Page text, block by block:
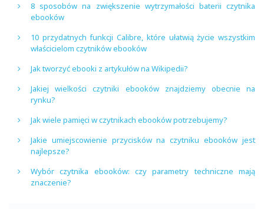
8 sposobów na zwiększenie wytrzymałości baterii czytnika
ebooków
10 przydatnych funkcji Calibre, które ułatwią życie wszystkim
właścicielom czytników ebooków
Jak tworzyć ebooki z artykułów na Wikipedii?
Jakiej wielkości czytniki ebooków znajdziemy obecnie na
rynku?
Jak wiele pamięci w czytnikach ebooków potrzebujemy?
Jakie umiejscowienie przycisków na czytniku ebooków jest
najlepsze?
Wybór czytnika ebooków: czy parametry techniczne mają
znaczenie?